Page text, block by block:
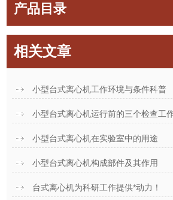
产品目录
相关文章
小型台式离心机工作环境与条件科普
小型台式离心机运行前的三个检查工
小型台式离心机在实验室中的用途
小型台式离心机构成部件及其作用
台式离心机为科研工作提供*动力！